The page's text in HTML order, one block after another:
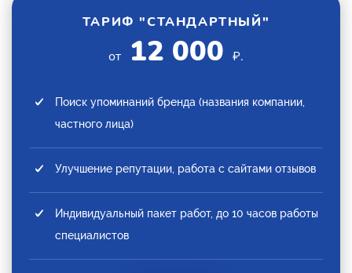
ТАРИФ "СТАНДАРТНЫЙ"
от 12 000 ₽.
Поиск упоминаний бренда (названия компании,
частного лица)
Улучшение репутации, работа с сайтами отзывов
Индивидуальный пакет работ, до 10 часов работы
специалистов